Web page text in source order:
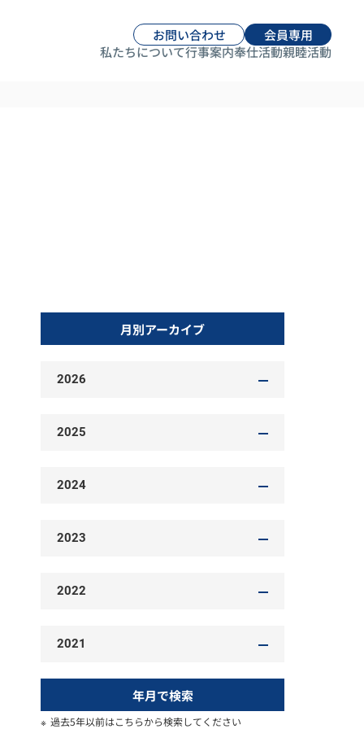
お問い合わせ
会員専用
私たちについて行事案内奉仕活動親睦活動
月別アーカイブ
2026
2025
2024
2023
2022
2021
年月で検索
過去5年以前はこちらから検索してください